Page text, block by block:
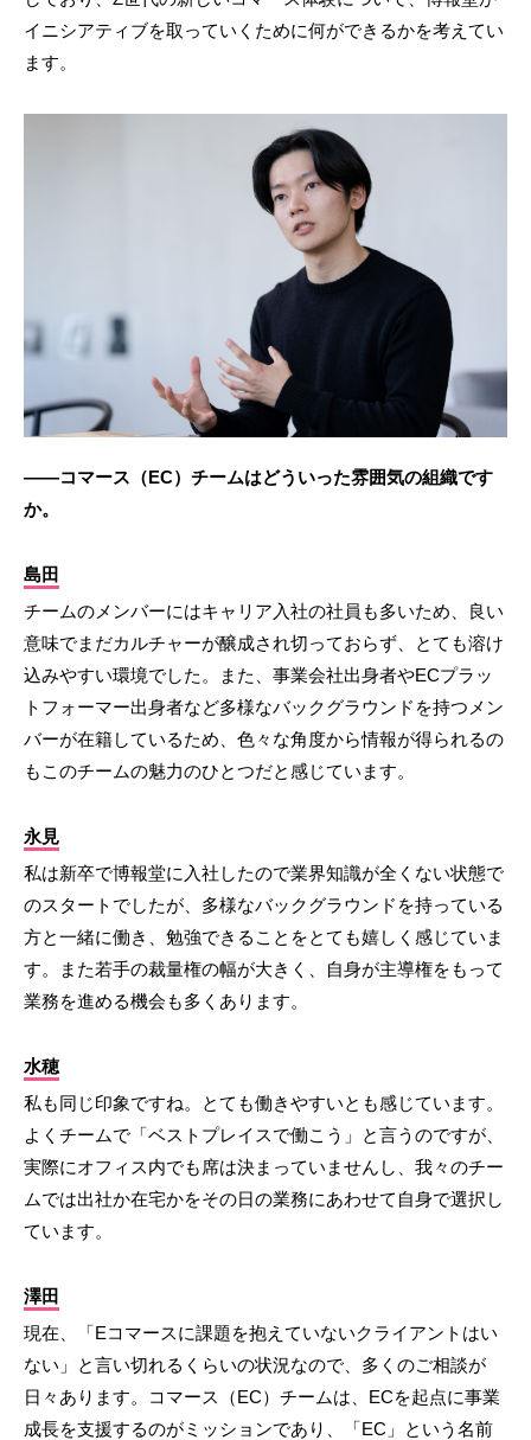
イニシアティブを取っていくために何ができるかを考えてい
ます。
――コマース（EC）チームはどういった雰囲気の組織です
か。
島田
チームのメンバーにはキャリア入社の社員も多いため、良い
意味でまだカルチャーが醸成され切っておらず、とても溶け
込みやすい環境でした。また、事業会社出身者やECプラッ
トフォーマー出身者など多様なバックグラウンドを持つメン
バーが在籍しているため、色々な角度から情報が得られるの
もこのチームの魅力のひとつだと感じています。
永見
私は新卒で博報堂に入社したので業界知識が全くない状態で
のスタートでしたが、多様なバックグラウンドを持っている
方と一緒に働き、勉強できることをとても嬉しく感じていま
す。また若手の裁量権の幅が大きく、自身が主導権をもって
業務を進める機会も多くあります。
水穂
私も同じ印象ですね。とても働きやすいとも感じています。
よくチームで「ベストプレイスで働こう」と言うのですが、
実際にオフィス内でも席は決まっていませんし、我々のチー
ムでは出社か在宅かをその日の業務にあわせて自身で選択し
ています。
澤田
現在、「Eコマースに課題を抱えていないクライアントはい
ない」と言い切れるくらいの状況なので、多くのご相談が
日々あります。コマース（EC）チームは、ECを起点に事業
成長を支援するのがミッションであり、「EC」という名前